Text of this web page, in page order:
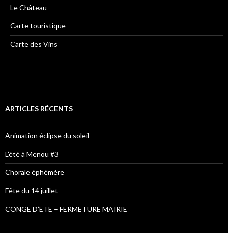
Le Château
Carte touristique
Carte des Vins
ARTICLES RÉCENTS
Animation éclipse du soleil
L’été à Menou #3
Chorale éphémère
Fête du 14 juillet
CONGE D’ETE – FERMETURE MAIRIE